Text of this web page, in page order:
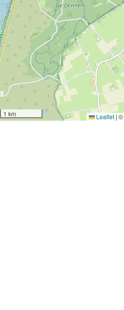
1 km Leaflet | ©